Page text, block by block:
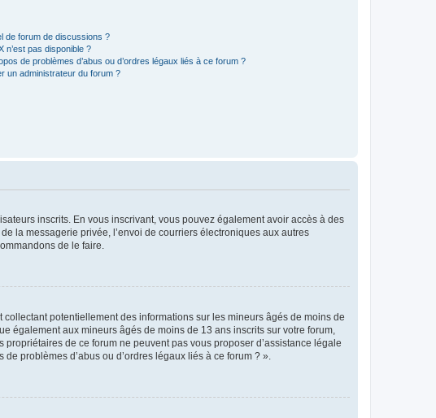
de forum de discussions ?
n’est pas disponible ?
de problèmes d’abus ou d’ordres légaux liés à ce forum ?
un administrateur du forum ?
inscrits. En vous inscrivant, vous pouvez également avoir accès à des
la messagerie privée, l’envoi de courriers électroniques aux autres
de le faire.
potentiellement des informations sur les mineurs âgés de moins de
également aux mineurs âgés de moins de 13 ans inscrits sur votre forum,
de ce forum ne peuvent pas vous proposer d’assistance légale
problèmes d’abus ou d’ordres légaux liés à ce forum ? ».